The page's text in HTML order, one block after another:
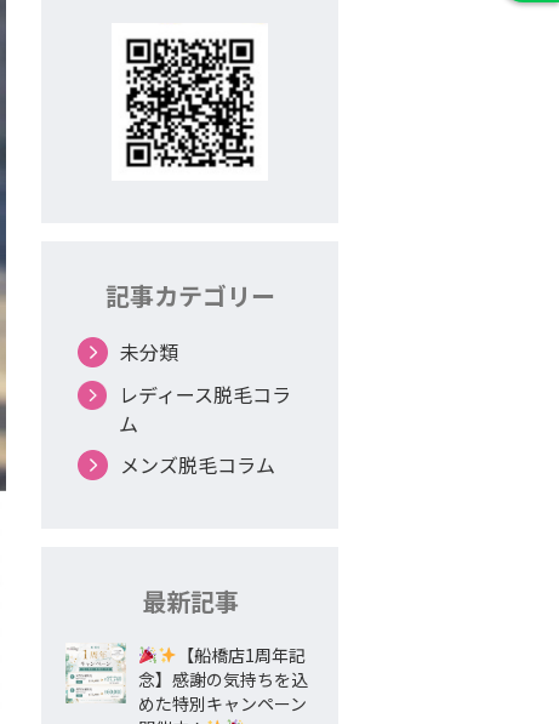
記事カテゴリー
未分類
レディース脱毛コラ
ム
メンズ脱毛コラム
最新記事
【船橋店1周年記
念】感謝の気持ちを込
めた特別キャンペーン